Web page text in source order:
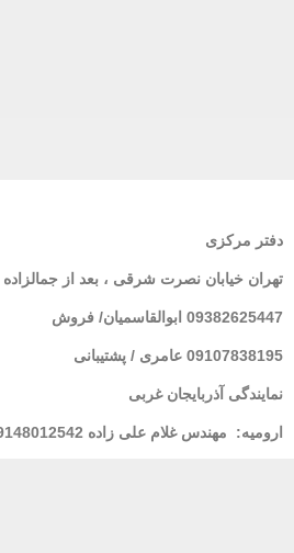
دفتر مرکزی
تهران خیابان نصرت شرقی ، بعد از جمالزاده ، پلاک 130 ، واحد 3 تلفن :
09382625447 ابوالقاسمیان/ فروش
09107838195 عامری / پشتیبانی
نمایندگی آذربایجان غربی
ارومیه: مهندس غلام علی زاده 09148012542-09141863028